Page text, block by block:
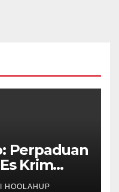
Perpaduan
Krim
HOOLAHUP